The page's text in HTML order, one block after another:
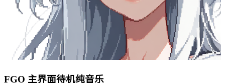
FGO 主界面待机纯音乐